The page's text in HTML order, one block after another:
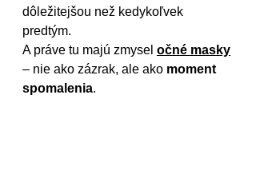
dôležitejšou než kedykoľvek
predtým.
A práve tu majú zmysel očné masky
– nie ako zázrak, ale ako moment
spomalenia.